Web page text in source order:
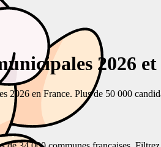
2026
2026 en France. Plus de 50 000